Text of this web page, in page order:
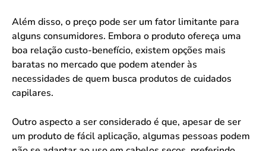
Além disso, o preço pode ser um fator limitante para
alguns consumidores. Embora o produto ofereça uma
boa relação custo-benefício, existem opções mais
baratas no mercado que podem atender às
necessidades de quem busca produtos de cuidados
capilares.
Outro aspecto a ser considerado é que, apesar de ser
um produto de fácil aplicação, algumas pessoas podem